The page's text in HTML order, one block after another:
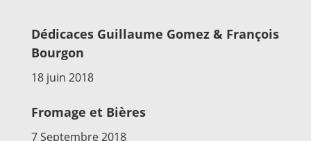
Dédicaces Guillaume Gomez & François
Bourgon
18 juin 2018
Fromage et Bières
7 Septembre 2018